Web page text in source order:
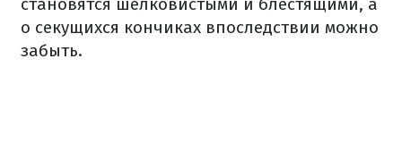
о секущихся кончиках впоследствии можно
забыть.